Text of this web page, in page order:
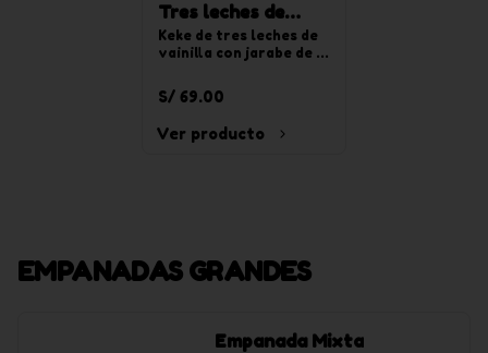
Tres leches de
vainilla redonda
mediana
Keke de tres leches de
vainilla con jarabe de
crema pastelera y
decorado con crema de
chantilly de vainilla.
Para 20 tajadas.
S/ 69.00
Ver producto
EMPANADAS GRANDES
Empanada Mixta